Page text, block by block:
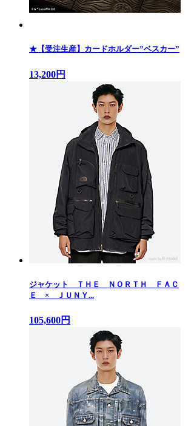
★【受注生産】カードホルダー”ベスカー”
13,200円
ジャケット ＴＨＥ ＮＯＲＴＨ ＦＡＣ
Ｅ × ＪＵＮＹ...
105,600円